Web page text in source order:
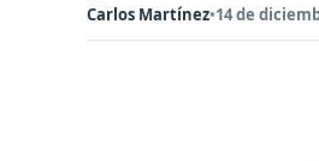
Carlos Martínez•14 de